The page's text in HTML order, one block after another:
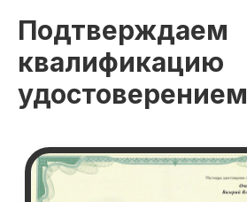
Подтверждаем
квалификацию
удостоверением